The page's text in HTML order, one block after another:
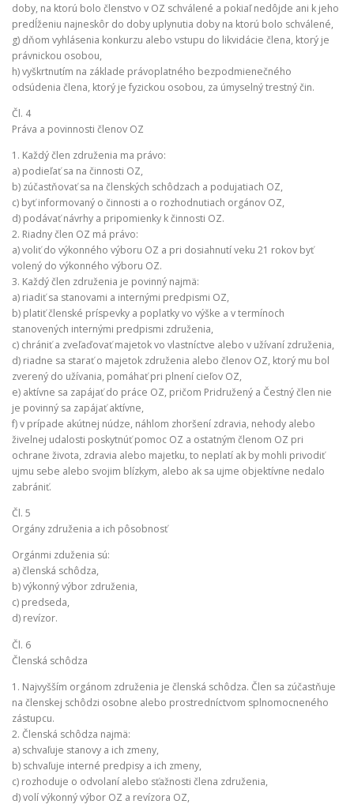
doby, na ktorú bolo členstvo v OZ schválené a pokiaľ nedôjde ani k jeho
predĺženiu najneskôr do doby uplynutia doby na ktorú bolo schválené,
g) dňom vyhlásenia konkurzu alebo vstupu do likvidácie člena, ktorý je
právnickou osobou,
h) vyškrtnutím na základe právoplatného bezpodmienečného
odsúdenia člena, ktorý je fyzickou osobou, za úmyselný trestný čin.
Čl. 4
Práva a povinnosti členov OZ
1. Každý člen združenia ma právo:
a) podieľať sa na činnosti OZ,
b) zúčastňovať sa na členských schôdzach a podujatiach OZ,
c) byť informovaný o činnosti a o rozhodnutiach orgánov OZ,
d) podávať návrhy a pripomienky k činnosti OZ.
2. Riadny člen OZ má právo:
a) voliť do výkonného výboru OZ a pri dosiahnutí veku 21 rokov byť
volený do výkonného výboru OZ.
3. Každý člen združenia je povinný najmä:
a) riadiť sa stanovami a internými predpismi OZ,
b) platiť členské príspevky a poplatky vo výške a v termínoch
stanovených internými predpismi združenia,
c) chrániť a zveľaďovať majetok vo vlastníctve alebo v užívaní združenia,
d) riadne sa starať o majetok združenia alebo členov OZ, ktorý mu bol
zverený do užívania, pomáhať pri plnení cieľov OZ,
e) aktívne sa zapájať do práce OZ, pričom Pridružený a Čestný člen nie
je povinný sa zapájať aktívne,
f) v prípade akútnej núdze, náhlom zhoršení zdravia, nehody alebo
živelnej udalosti poskytnúť pomoc OZ a ostatným členom OZ pri
ochrane života, zdravia alebo majetku, to neplatí ak by mohli privodiť
ujmu sebe alebo svojim blízkym, alebo ak sa ujme objektívne nedalo
zabrániť.
Čl. 5
Orgány združenia a ich pôsobnosť
Orgánmi zduženia sú:
a) členská schôdza,
b) výkonný výbor združenia,
c) predseda,
d) revízor.
Čl. 6
Členská schôdza
1. Najvyšším orgánom združenia je členská schôdza. Člen sa zúčastňuje
na členskej schôdzi osobne alebo prostredníctvom splnomocneného
zástupcu.
2. Členská schôdza najmä:
a) schvaľuje stanovy a ich zmeny,
b) schvaľuje interné predpisy a ich zmeny,
c) rozhoduje o odvolaní alebo sťažnosti člena združenia,
d) volí výkonný výbor OZ a revízora OZ,